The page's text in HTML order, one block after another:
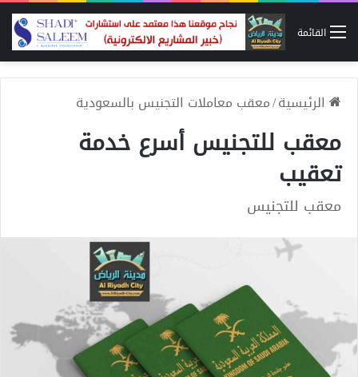
القائمة
الرئيسية/معقب معاملات التجنيس بالسعودية
معقب للتجنيس أسرع خدمة
تعقيب
معقب للتجنيس